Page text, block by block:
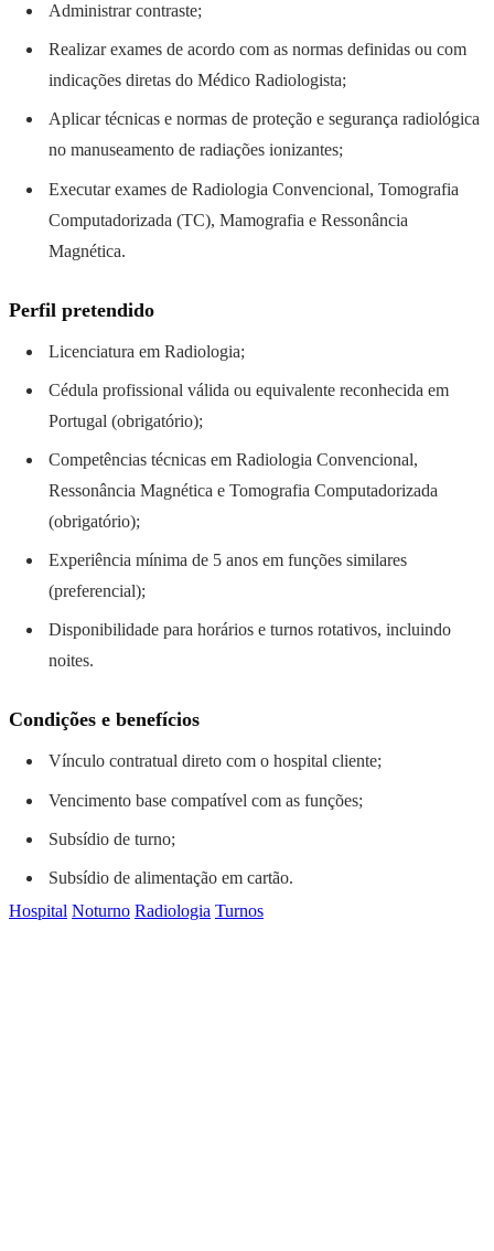
Administrar contraste;
Realizar exames de acordo com as normas definidas ou com
indicações diretas do Médico Radiologista;
Aplicar técnicas e normas de proteção e segurança radiológica
no manuseamento de radiações ionizantes;
Executar exames de Radiologia Convencional, Tomografia
Computadorizada (TC), Mamografia e Ressonância
Magnética.
Perfil pretendido
Licenciatura em Radiologia;
Cédula profissional válida ou equivalente reconhecida em
Portugal (obrigatório);
Competências técnicas em Radiologia Convencional,
Ressonância Magnética e Tomografia Computadorizada
(obrigatório);
Experiência mínima de 5 anos em funções similares
(preferencial);
Disponibilidade para horários e turnos rotativos, incluindo
noites.
Condições e benefícios
Vínculo contratual direto com o hospital cliente;
Vencimento base compatível com as funções;
Subsídio de turno;
Subsídio de alimentação em cartão.
Hospital Noturno Radiologia Turnos